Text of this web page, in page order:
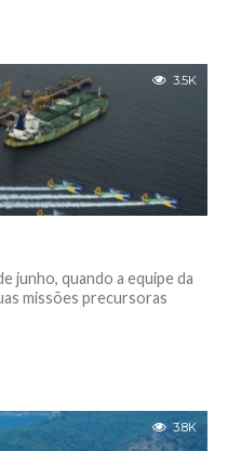
3.5K
junho, quando a equipe da
missões precursoras
3.8K